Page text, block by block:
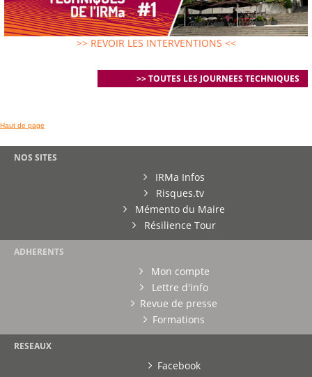
>> REVOIR LES INTERVENTIONS <<
>> TOUTES LES JOURNEES TECHNIQUES
Haut de page
NOS SITES
IRMa Infos
Risques.tv
Mémento du Maire
Résilience Tour
ADHERENTS
Mon compte
Lettre d'info
Revue de presse
Formations
RESEAUX
Facebook